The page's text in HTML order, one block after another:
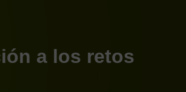
a los retos